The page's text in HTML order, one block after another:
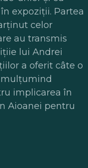
expoziţii. Partea
celor
au transmis
lui Andrei
a oferit câte o
implicarea în
Aioanei pentru